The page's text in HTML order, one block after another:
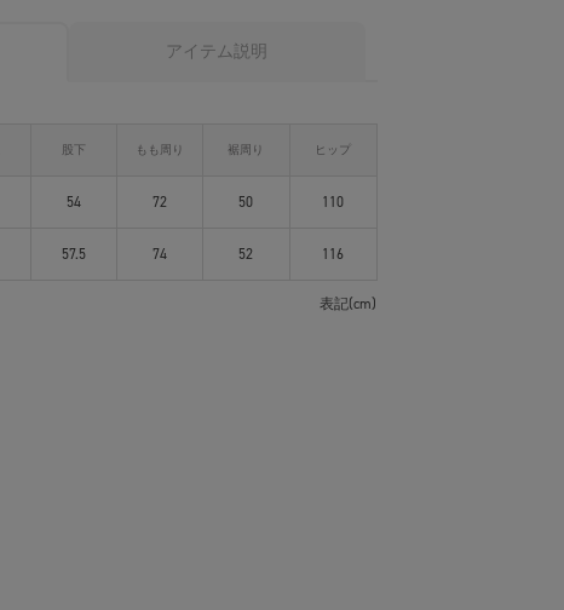
アイテム説明
股下 もも周り 裾周り ヒップ
54 72 50 110
57.5 74 52 116
表記(cm)